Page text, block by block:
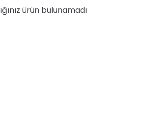
ürün bulunamadı